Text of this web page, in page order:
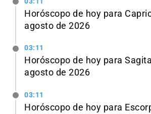
Horóscopo de hoy para
agosto de 2026
03:11
Horóscopo de hoy para
agosto de 2026
03:11
Horóscopo de hoy para